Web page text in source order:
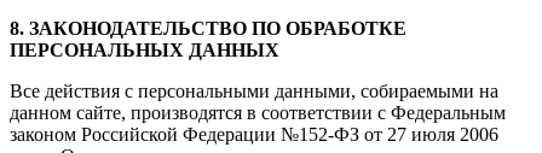
8. ЗАКОНОДАТЕЛЬСТВО ПО ОБРАБОТКЕ
ПЕРСОНАЛЬНЫХ ДАННЫХ
Все действия с персональными данными, собираемыми на
данном сайте, производятся в соответствии с Федеральным
законом Российской Федерации №152-ФЗ от 27 июля 2006